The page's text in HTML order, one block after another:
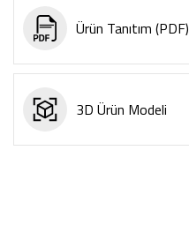
Ürün Tanıtım (PDF)
3D Ürün Modeli